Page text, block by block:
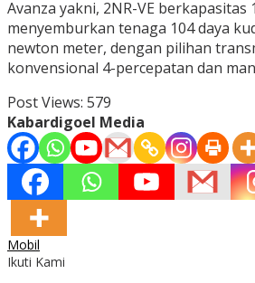
Avanza yakni, 2NR-VE berkapasitas
menyemburkan tenaga 104 daya
newton meter, dengan pilihan
konvensional 4-percepatan dan
Post Views: 579
Kabardigoel Media
Mobil
Ikuti Kami